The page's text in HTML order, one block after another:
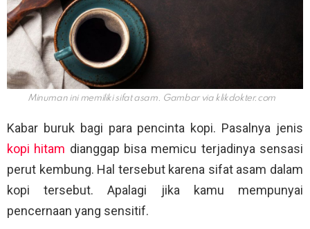
Minuman ini memiliki sifat asam. Gambar via klikdokter.com
Kabar buruk bagi para pencinta kopi. Pasalnya jenis
kopi hitam dianggap bisa memicu terjadinya sensasi
perut kembung. Hal tersebut karena sifat asam dalam
kopi tersebut. Apalagi jika kamu mempunyai
pencernaan yang sensitif.